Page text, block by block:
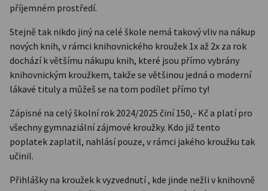
příjemném prostředí.
Stejně tak nikdo jiný na celé škole nemá takový vliv na nákup
nových knih, v rámci knihovnického kroužek 1x až 2x za rok
dochází k většímu nákupu knih, které jsou přímo vybrány
knihovnickým kroužkem, takže se většinou jedná o moderní
lákavé tituly a můžeš se na tom podílet přímo ty!
Zápisné na celý školní rok 2024/2025 činí 150,- Kč a platí pro
všechny gymnaziální zájmové kroužky. Kdo již tento
poplatek zaplatil, nahlásí pouze, v rámci jakého kroužku tak
učinil.
Přihlášky na kroužek k vyzvednutí , kde jinde nežli v knihovně